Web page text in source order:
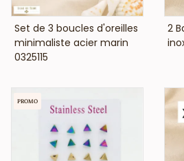
VOIR LE PRIX
Set de 3 boucles d'oreilles
minimaliste acier marin
0325115
2
PROMO